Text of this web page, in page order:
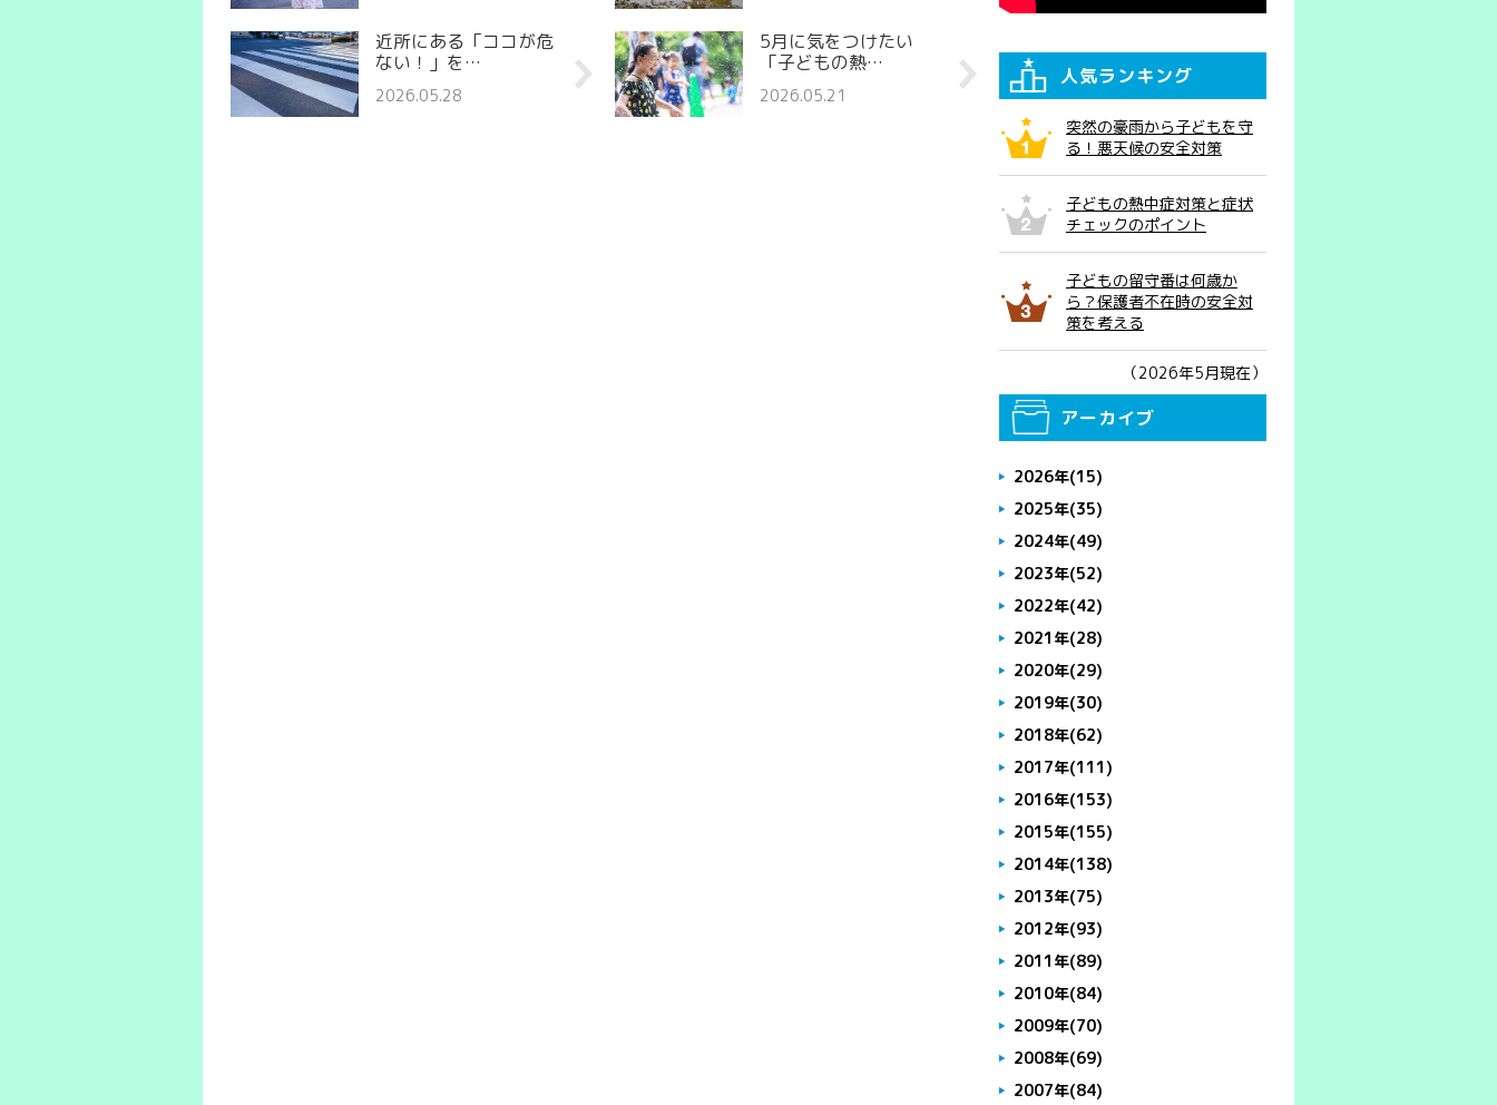
近所にある「ココが危
ない！」を…
2026.05.28
5月に気をつけたい
「子どもの熱…
2026.05.21
人気ランキング
突然の豪雨から子どもを守
る！悪天候の安全対策
子どもの熱中症対策と症状
チェックのポイント
子どもの留守番は何歳か
ら？保護者不在時の安全対
策を考える
（2026年5月現在）
アーカイブ
2026年(15)
2025年(35)
2024年(49)
2023年(52)
2022年(42)
2021年(28)
2020年(29)
2019年(30)
2018年(62)
2017年(111)
2016年(153)
2015年(155)
2014年(138)
2013年(75)
2012年(93)
2011年(89)
2010年(84)
2009年(70)
2008年(69)
2007年(84)